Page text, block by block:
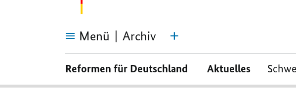
Menü Archiv
Gemeinsam
Überwachung
der
Infrastruktur
Reformen für Deutschland Aktuelles